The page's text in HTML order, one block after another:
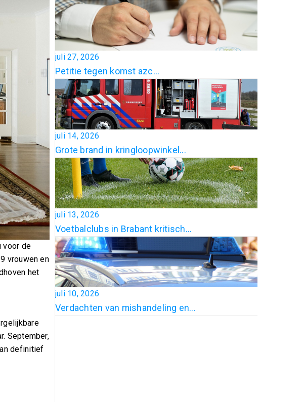
voor de
vrouwen en
het
September,
definitief
juli 27, 2026
Petitie tegen komst azc...
juli 14, 2026
Grote brand in kringloopwinkel...
juli 13, 2026
Voetbalclubs in Brabant kritisch...
juli 10, 2026
Verdachten van mishandeling en...